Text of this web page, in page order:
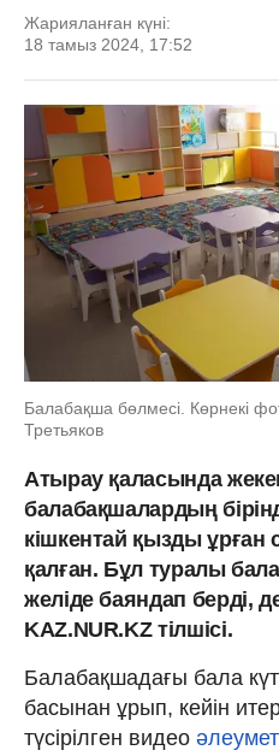
Жарияланған күні:
18 тамыз 2024, 17:52
Балабақша бөлмесі. Көрнекі
Третьяков
Атырау қаласында
балабақшалардың
кішкентай қызды ұрған
қалған. Бұл туралы
желіде баяндап берді,
KAZ.NUR.KZ тілшісі.
Балабақшадағы бала
басынан ұрып, кейін
түсірілген видео